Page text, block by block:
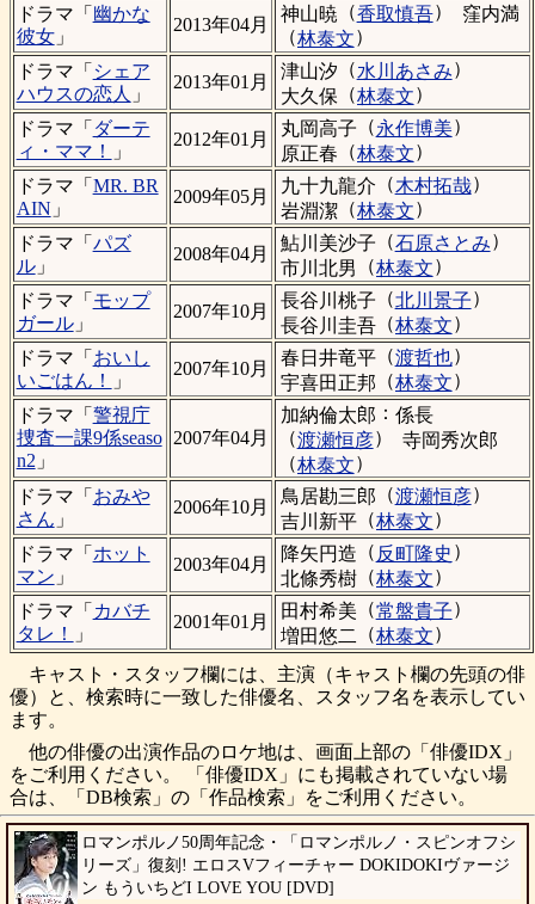
ドラマ「 幽かな
彼女」
2013年04月
神山暁 （香取慎吾）
窪内満
（林泰文）
ドラマ「 シェア
ハウスの恋人 」
2013年01月
津山汐 （水川あさみ）
大久保 （林泰文）
ドラマ「 ダーテ
ィ・ママ！
」
2012年01月
丸岡高子 （永作博美）
原正春 （林泰文）
ドラマ「 MR. BR
AIN 」
2009年05月
九十九龍介 （木村拓哉）
岩淵潔（林泰文）
ドラマ「 パズ
ル」
2008年04月
鮎川美沙子 （石原さとみ）
市川北男 （林泰文）
ドラマ「 モップ
ガール」
2007年10月
長谷川桃子 （北川景子）
長谷川圭吾（林泰文）
ドラマ「 おいし
いごはん！
」
2007年10月
春日井竜平（渡哲也）
宇喜田正邦 （林泰文）
ドラマ「 警視庁
捜査一課9係seaso
n2 」
2007年04月
加納倫太郎 ： 係長
（渡瀬恒彦）
寺岡秀次郎
（林泰文）
ドラマ「 おみや
さん 」
2006年10月
鳥居勘三郎 （渡瀬恒彦）
吉川新平（林泰文）
ドラマ「 ホット
マン 」
2003年04月
降矢円造 （ 反町隆史 ）
北條秀樹（林泰文）
ドラマ「 カバチ
タレ！
」
2001年01月
田村希美 （常盤貴子）
増田悠二 （林泰文）
キャスト・スタッフ欄には、主演（キャスト欄の先頭の俳
優）と、検索時に一致した俳優名、スタッフ名を表示してい
ます。
他の俳優の出演作品のロケ地は、画面上部の「俳優IDX」
をご利用ください。 「俳優IDX」にも掲載されていない場
合は、「DB検索」の「作品検索」をご利用ください。
ロマンポルノ50周年記念・「ロマンポルノ・スピンオフシ
リーズ」復刻! エロスVフィーチャー DOKIDOKIヴァージ
ン もういちどI LOVE YOU [DVD]